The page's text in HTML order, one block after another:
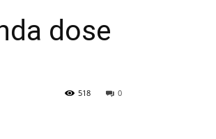
dose
0
518